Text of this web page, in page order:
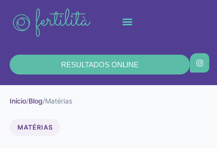
RESULTADOS ONLINE
Início/Blog/Matérias
MATÉRIAS